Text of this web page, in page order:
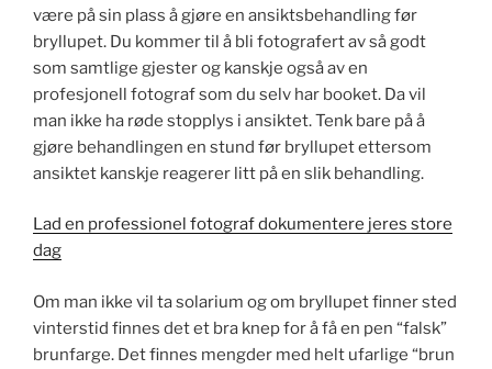
være på sin plass å gjøre en ansiktsbehandling før
bryllupet. Du kommer til å bli fotografert av så godt
som samtlige gjester og kanskje også av en
profesjonell fotograf som du selv har booket. Da vil
man ikke ha røde stopplys i ansiktet. Tenk bare på å
gjøre behandlingen en stund før bryllupet ettersom
ansiktet kanskje reagerer litt på en slik behandling.
Lad en professionel fotograf dokumentere jeres store
dag
Om man ikke vil ta solarium og om bryllupet finner sted
vinterstid finnes det et bra knep for å få en pen “falsk”
brunfarge. Det finnes mengder med helt ufarlige “brun